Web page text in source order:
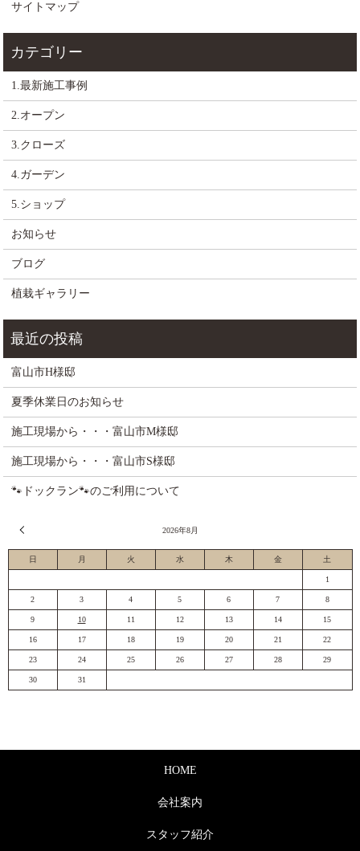
サイトマップ
1.最新施工事例
2.オープン
3.クローズ
4.ガーデン
5.ショップ
お知らせ
ブログ
植栽ギャラリー
富山市H様邸
夏季休業日のお知らせ
施工現場から・・・富山市M様邸
施工現場から・・・富山市S様邸
🐾ドックラン🐾のご利用について
2026年8月
日 月 火 水 木 金 土
1
2 3 4 5 6 7 8
9 10 11 12 13 14 15
16 17 18 19 20 21 22
23 24 25 26 27 28 29
30 31
HOME
会社案内
スタッフ紹介